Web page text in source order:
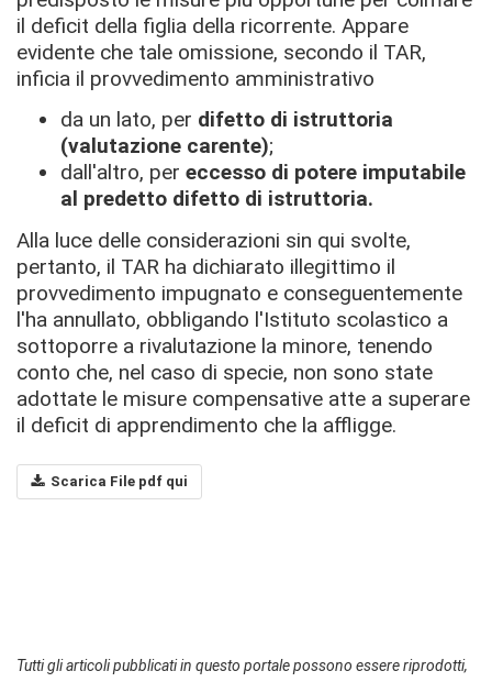
il deficit della figlia della ricorrente. Appare
evidente che tale omissione, secondo il TAR,
inficia il provvedimento amministrativo
da un lato, per difetto di istruttoria
(valutazione carente);
dall'altro, per eccesso di potere imputabile
al predetto difetto di istruttoria.
Alla luce delle considerazioni sin qui svolte,
pertanto, il TAR ha dichiarato illegittimo il
provvedimento impugnato e conseguentemente
l'ha annullato, obbligando l'Istituto scolastico a
sottoporre a rivalutazione la minore, tenendo
conto che, nel caso di specie, non sono state
adottate le misure compensative atte a superare
il deficit di apprendimento che la affligge.
Scarica File pdf qui
Tutti gli articoli pubblicati in questo portale possono essere riprodotti,